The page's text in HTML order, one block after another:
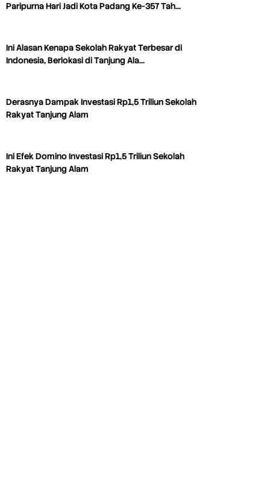
Paripurna Hari Jadi Kota Padang Ke-357 Tah…
Ini Alasan Kenapa Sekolah Rakyat Terbesar di
Indonesia, Berlokasi di Tanjung Ala…
Derasnya Dampak Investasi Rp1,5 Triliun Sekolah
Rakyat Tanjung Alam
Ini Efek Domino Investasi Rp1,5 Triliun Sekolah
Rakyat Tanjung Alam